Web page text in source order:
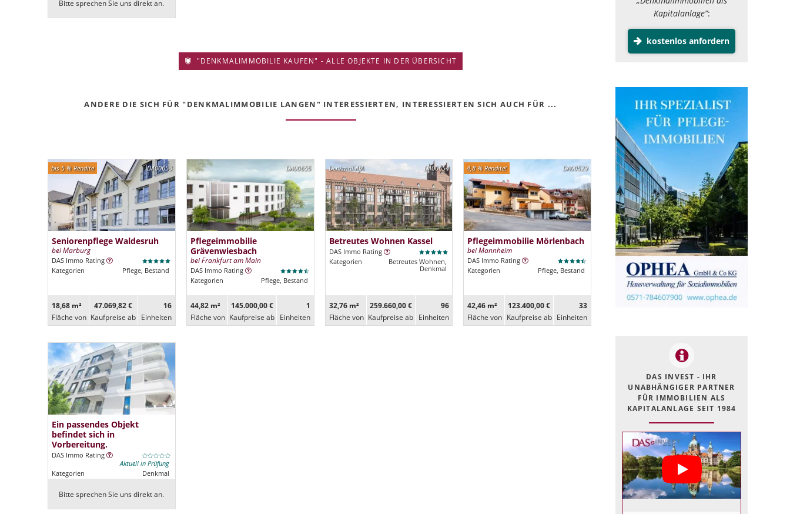
Bitte sprechen Sie uns direkt an.
"DENKMALIMMOBILIE KAUFEN" - ALLE OBJEKTE IN DER ÜBERSICHT
ANDERE DIE SICH FÜR "DENKMALIMMOBILIE LANGEN" INTERESSIERTEN, INTERESSIERTEN SICH AUCH FÜR ...
DA00653
bis 5 % Rendite
Seniorenpflege Waldesruh
bei Marburg
DAS Immo Rating
Kategorien
Pflege, Bestand
18,68 m²
Fläche von
47.069,82 €
Kaufpreise ab
16
Ein­heiten
DA00655
Pflegeimmobilie
Grävenwiesbach
bei Frankfurt am Main
DAS Immo Rating
Kategorien
Pflege, Bestand
44,82 m²
Fläche von
145.000,00 €
Kaufpreise ab
1
Ein­heiten
DA00654
Denkmal-AfA
Betreutes Wohnen Kassel
DAS Immo Rating
Kategorien
Betreutes Wohnen,
Denkmal
32,76 m²
Fläche von
259.660,00 €
Kaufpreise ab
96
Ein­heiten
DA00529
4,8 % Rendite!
Pflegeimmobilie Mörlenbach
bei Mannheim
DAS Immo Rating
Kategorien
Pflege, Bestand
42,46 m²
Fläche von
123.400,00 €
Kaufpreise ab
33
Ein­heiten
Ein passendes Objekt
befindet sich in
Vorbereitung.
DAS Immo Rating
Aktuell in Prüfung
Kategorien
Denkmal
Bitte sprechen Sie uns direkt an.
Kapitalanlage”:
kostenlos anfordern
DAS INVEST - IHR
UNABHÄNGIGER PARTNER
FÜR IMMOBILIEN ALS
KAPITALANLAGE SEIT 1984